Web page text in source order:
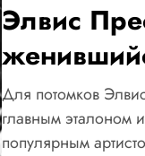
Элвис
Для потомков
главным эталоном
популярным